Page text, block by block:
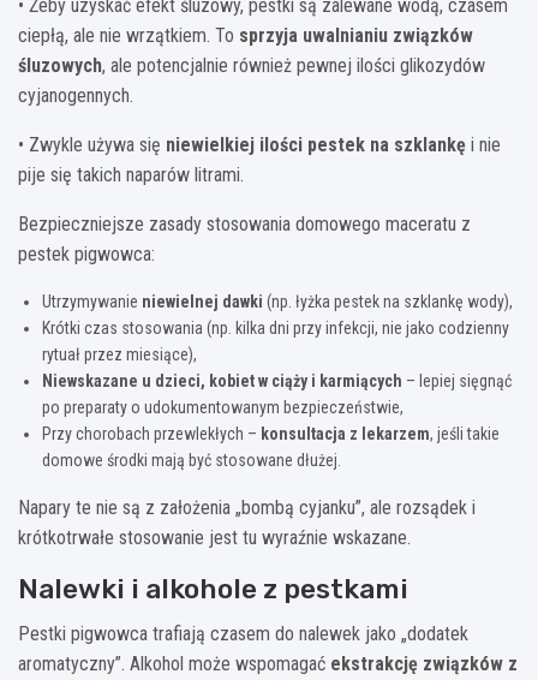
• Żeby uzyskać efekt śluzowy, pestki są zalewane wodą, czasem
ciepłą, ale nie wrzątkiem. To sprzyja uwalnianiu związków
śluzowych, ale potencjalnie również pewnej ilości glikozydów
cyjanogennych.
• Zwykle używa się niewielkiej ilości pestek na szklankę i nie
pije się takich naparów litrami.
Bezpieczniejsze zasady stosowania domowego maceratu z
pestek pigwowca:
Utrzymywanie niewielnej dawki (np. łyżka pestek na szklankę wody),
Krótki czas stosowania (np. kilka dni przy infekcji, nie jako codzienny
rytuał przez miesiące),
Niewskazane u dzieci, kobiet w ciąży i karmiących – lepiej sięgnąć
po preparaty o udokumentowanym bezpieczeństwie,
Przy chorobach przewlekłych – konsultacja z lekarzem, jeśli takie
domowe środki mają być stosowane dłużej.
Napary te nie są z założenia „bombą cyjanku”, ale rozsądek i
krótkotrwałe stosowanie jest tu wyraźnie wskazane.
Nalewki i alkohole z pestkami
Pestki pigwowca trafiają czasem do nalewek jako „dodatek
aromatyczny”. Alkohol może wspomagać ekstrakcję związków z